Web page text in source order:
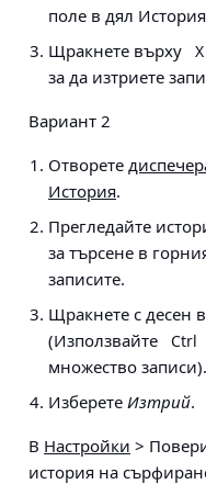
поле в дял
Щракнете върху
X
за да изтриете
Вариант 2
Отворете
История.
Прегледайте
за търсене в
записите.
Щракнете с десен
(Използвайте
Ctrl
множество записи).
Изберете Изтрий.
В Настройки >
история на